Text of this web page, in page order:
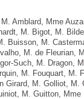
Amblard, Mme
M. Bigot, M.
Buisson, M.
M. de Fleurian,
Such, M. Dragon,
M. Fouquart, M.
Girard, M. Golliot, M.
M. Guitton,